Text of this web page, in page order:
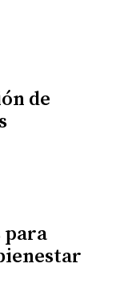
de
para